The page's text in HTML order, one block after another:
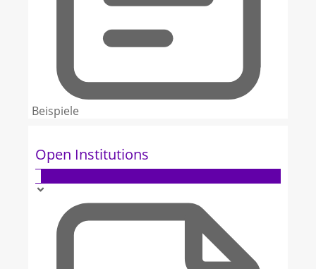
Beispiele
Open Institutions